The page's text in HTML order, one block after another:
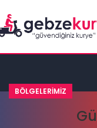
BÖLGELERIMIZ